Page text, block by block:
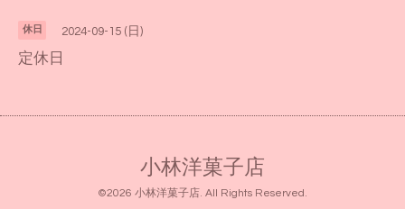
休日 2024-09-15 (日)
定休日
小林洋菓子店
©2026 小林洋菓子店. All Rights Reserved.